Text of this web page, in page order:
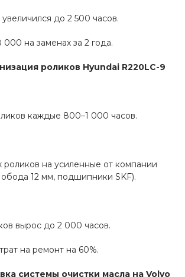
до 2 500 часов.
на заменах за 2 года.
роликов Hyundai R220LC-9
каждые 800–1 000 часов.
роликов на усиленные от компании
12 мм, подшипники SKF).
вырос до 2 000 часов.
на ремонт на 60%.
системы очистки масла на Volvo